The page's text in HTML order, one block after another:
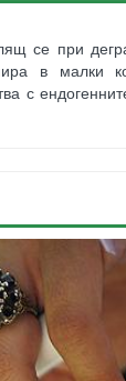
се при
в малки
с